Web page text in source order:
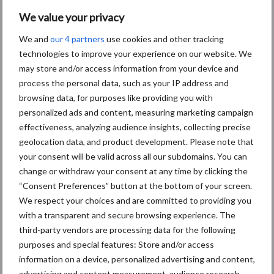
We value your privacy
We and our 4 partners use cookies and other tracking
technologies to improve your experience on our website. We
may store and/or access information from your device and
process the personal data, such as your IP address and
browsing data, for purposes like providing you with
personalized ads and content, measuring marketing campaign
effectiveness, analyzing audience insights, collecting precise
geolocation data, and product development. Please note that
your consent will be valid across all our subdomains. You can
change or withdraw your consent at any time by clicking the
“Consent Preferences” button at the bottom of your screen.
We respect your choices and are committed to providing you
with a transparent and secure browsing experience. The
third-party vendors are processing data for the following
purposes and special features: Store and/or access
information on a device, personalized advertising and content,
Themapagina's
Diergezondheid Bemesting Fokkerij
Compost Dierlijke mest
Toon meer